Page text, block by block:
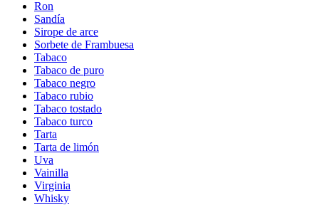
Ron
Sandía
Sirope de arce
Sorbete de Frambuesa
Tabaco
Tabaco de puro
Tabaco negro
Tabaco rubio
Tabaco tostado
Tabaco turco
Tarta
Tarta de limón
Uva
Vainilla
Virginia
Whisky